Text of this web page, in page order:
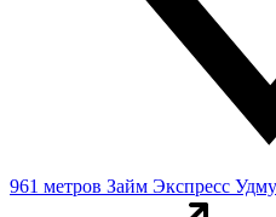
961 метров Займ Экспресс